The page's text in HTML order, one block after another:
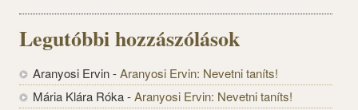
Legutóbbi hozzászólások
Aranyosi Ervin-Aranyosi Ervin: Nevetni taníts!
Mária Klára Róka-Aranyosi Ervin: Nevetni taníts!